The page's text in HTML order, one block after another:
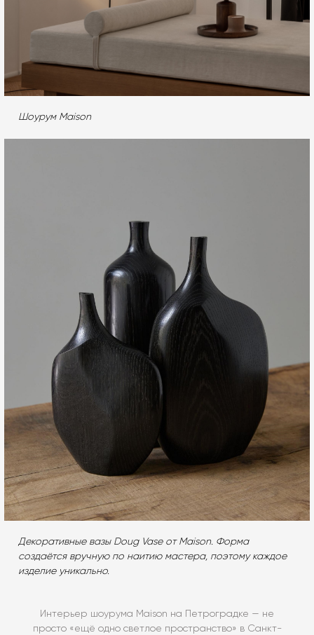
Шоурум Maison
Декоративные вазы Doug Vase от Maison. Форма
создаётся вручную по наитию мастера, поэтому каждое
изделие уникально.
Интерьер шоурума Maison на Петроградке — не
просто «ещё одно светлое пространство» в Санкт-